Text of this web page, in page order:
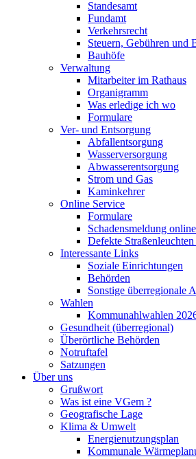
Standesamt
Fundamt
Verkehrsrecht
Steuern, Gebühren und
Bauhöfe
Verwaltung
Mitarbeiter im Rathaus
Organigramm
Was erledige ich wo
Formulare
Ver- und Entsorgung
Abfallentsorgung
Wasserversorgung
Abwasserentsorgung
Strom und Gas
Kaminkehrer
Online Service
Formulare
Schadensmeldung online
Defekte Straßenleuchten
Interessante Links
Soziale Einrichtungen
Behörden
Sonstige überregionale
Wahlen
Kommunahlwahlen
Gesundheit (überregional)
Überörtliche Behörden
Notruftafel
Satzungen
Über uns
Grußwort
Was ist eine VGem ?
Geografische Lage
Klima & Umwelt
Energienutzungsplan
Kommunale